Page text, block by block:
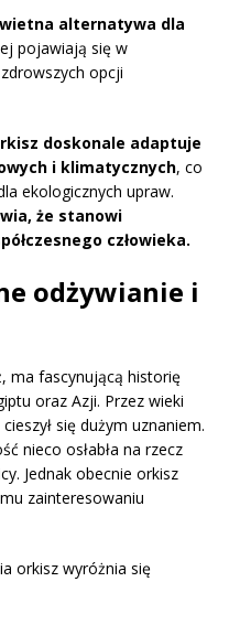
alternatywa dla
pojawiają się w
opcji
doskonale adaptuje
i klimatycznych, co
ekologicznych upraw.
że stanowi
człowieka.
odżywianie i
ma fascynującą historię
oraz Azji. Przez wieki
się dużym uznaniem.
nieco osłabła na rzecz
Jednak obecnie orkisz
zainteresowaniu
orkisz wyróżnia się